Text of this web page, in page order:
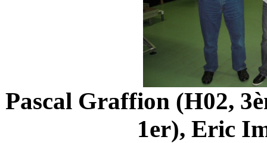
Pascal Graffion (H02,
1er), Eric